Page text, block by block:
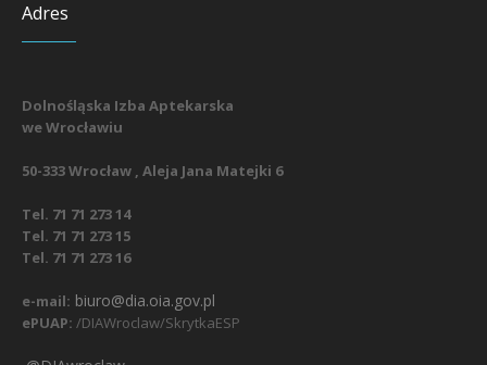
Adres
Dolnośląska Izba Aptekarska
we Wrocławiu
50-333 Wrocław , Aleja Jana Matejki 6
Tel. 71 71 273 14
Tel. 71 71 273 15
Tel. 71 71 273 16
e-mail: biuro@dia.oia.gov.pl
ePUAP: /DIAWroclaw/SkrytkaESP